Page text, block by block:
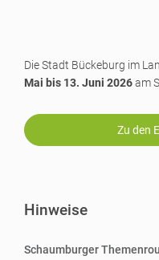
Die Stadt Bückeburg im
Mai bis 13. Juni 2026am
Zu den
Hinweise
Schaumburger